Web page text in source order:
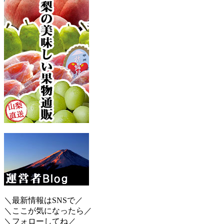
＼最新情報はSNSで／
＼ここが気になったら／
＼フォローしてね／